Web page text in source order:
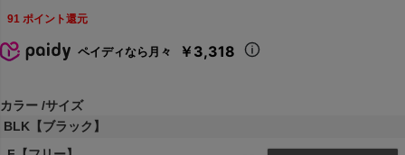
91 ポイント還元
ペイディなら月々 ￥3,318
カラー サイズ
BLK【ブラック】